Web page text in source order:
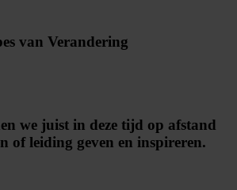
van Verandering
we juist in deze tijd op afstand
of leiding geven en inspireren.